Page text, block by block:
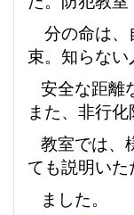
分の命は、
束。知らない
安全な距離
また、非行化
教室では、
ても説明いた
ました。